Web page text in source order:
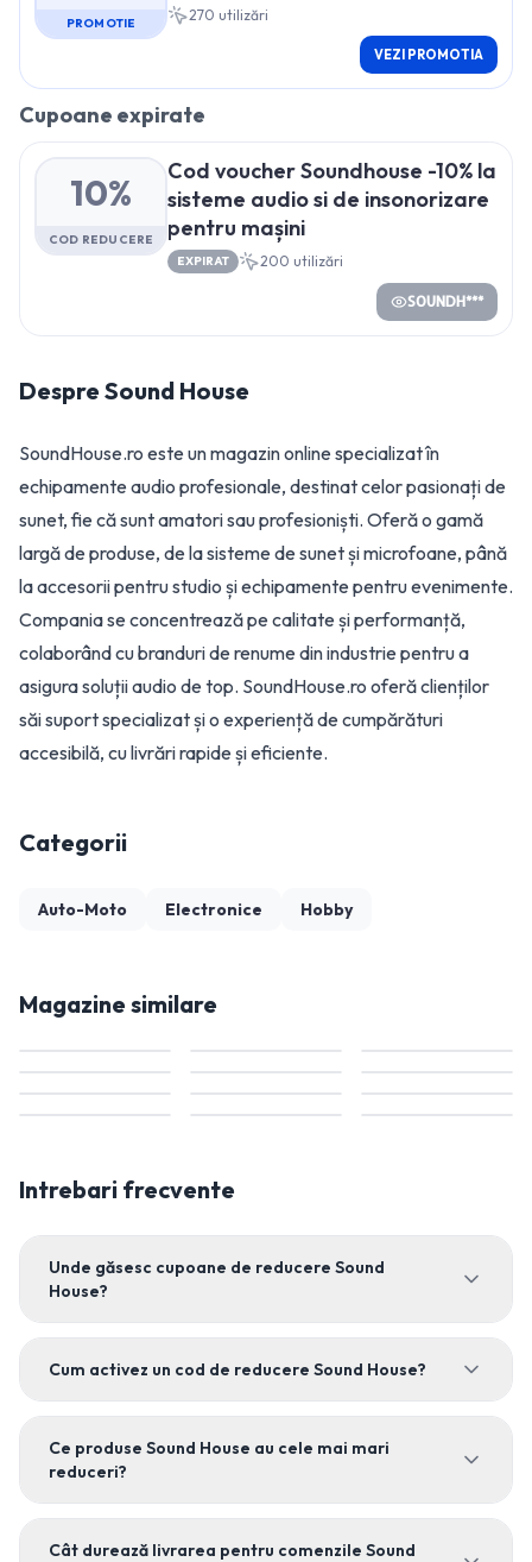
PROMOTIE 270 utilizări
VEZI PROMOTIA
Cupoane expirate
10%
COD REDUCERE
Cod voucher Soundhouse -10% la
sisteme audio si de insonorizare
pentru mașini
EXPIRAT 200 utilizări
SOUNDH***
Despre Sound House
SoundHouse.ro este un magazin online specializat în
echipamente audio profesionale, destinat celor pasionați de
sunet, fie că sunt amatori sau profesioniști. Oferă o gamă
largă de produse, de la sisteme de sunet și microfoane, până
la accesorii pentru studio și echipamente pentru evenimente.
Compania se concentrează pe calitate și performanță,
colaborând cu branduri de renume din industrie pentru a
asigura soluții audio de top. SoundHouse.ro oferă clienților
săi suport specializat și o experiență de cumpărături
accesibilă, cu livrări rapide și eficiente.
Categorii
Auto-Moto Electronice Hobby
Magazine similare
Intrebari frecvente
Unde găsesc cupoane de reducere Sound
House?
Cum activez un cod de reducere Sound House?
Ce produse Sound House au cele mai mari
reduceri?
Cât durează livrarea pentru comenzile Sound